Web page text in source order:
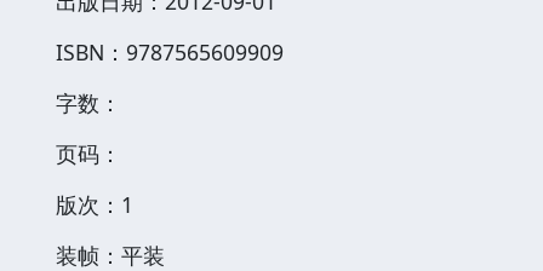
ISBN：9787565609909
字数：
页码：
版次：1
装帧：平装